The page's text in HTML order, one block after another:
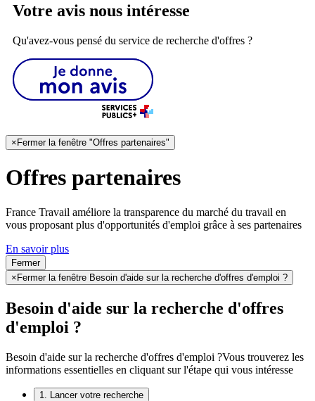
Votre avis nous intéresse
Qu'avez-vous pensé du service de recherche d'offres ?
× Fermer la fenêtre "Offres partenaires"
Offres partenaires
France Travail améliore la transparence du marché du travail en
vous proposant plus d'opportunités d'emploi grâce à ses partenaires
En savoir plus
Fermer
× Fermer la fenêtre Besoin d'aide sur la recherche d'offres d'emploi ?
Besoin d'aide sur la recherche d'offres
d'emploi ?
Besoin d'aide sur la recherche d'offres d'emploi ?Vous trouverez les
informations essentielles en cliquant sur l'étape qui vous intéresse
1. Lancer votre recherche